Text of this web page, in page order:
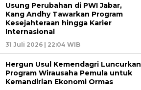
Usung Perubahan di PWI Jabar,
Kang Andhy Tawarkan Program
Kesejahteraan hingga Karier
Internasional
31 Juli 2026 | 22:04 WIB
Hergun Usul Kemendagri Luncurkan
Program Wirausaha Pemula untuk
Kemandirian Ekonomi Ormas